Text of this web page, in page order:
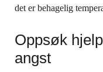
det er behagelig
Oppsøk
angst